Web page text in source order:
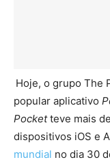
Hoje, o grupo The
popular aplicativo
Pocketteve mais
dispositivos iOS e
mundial no dia 30